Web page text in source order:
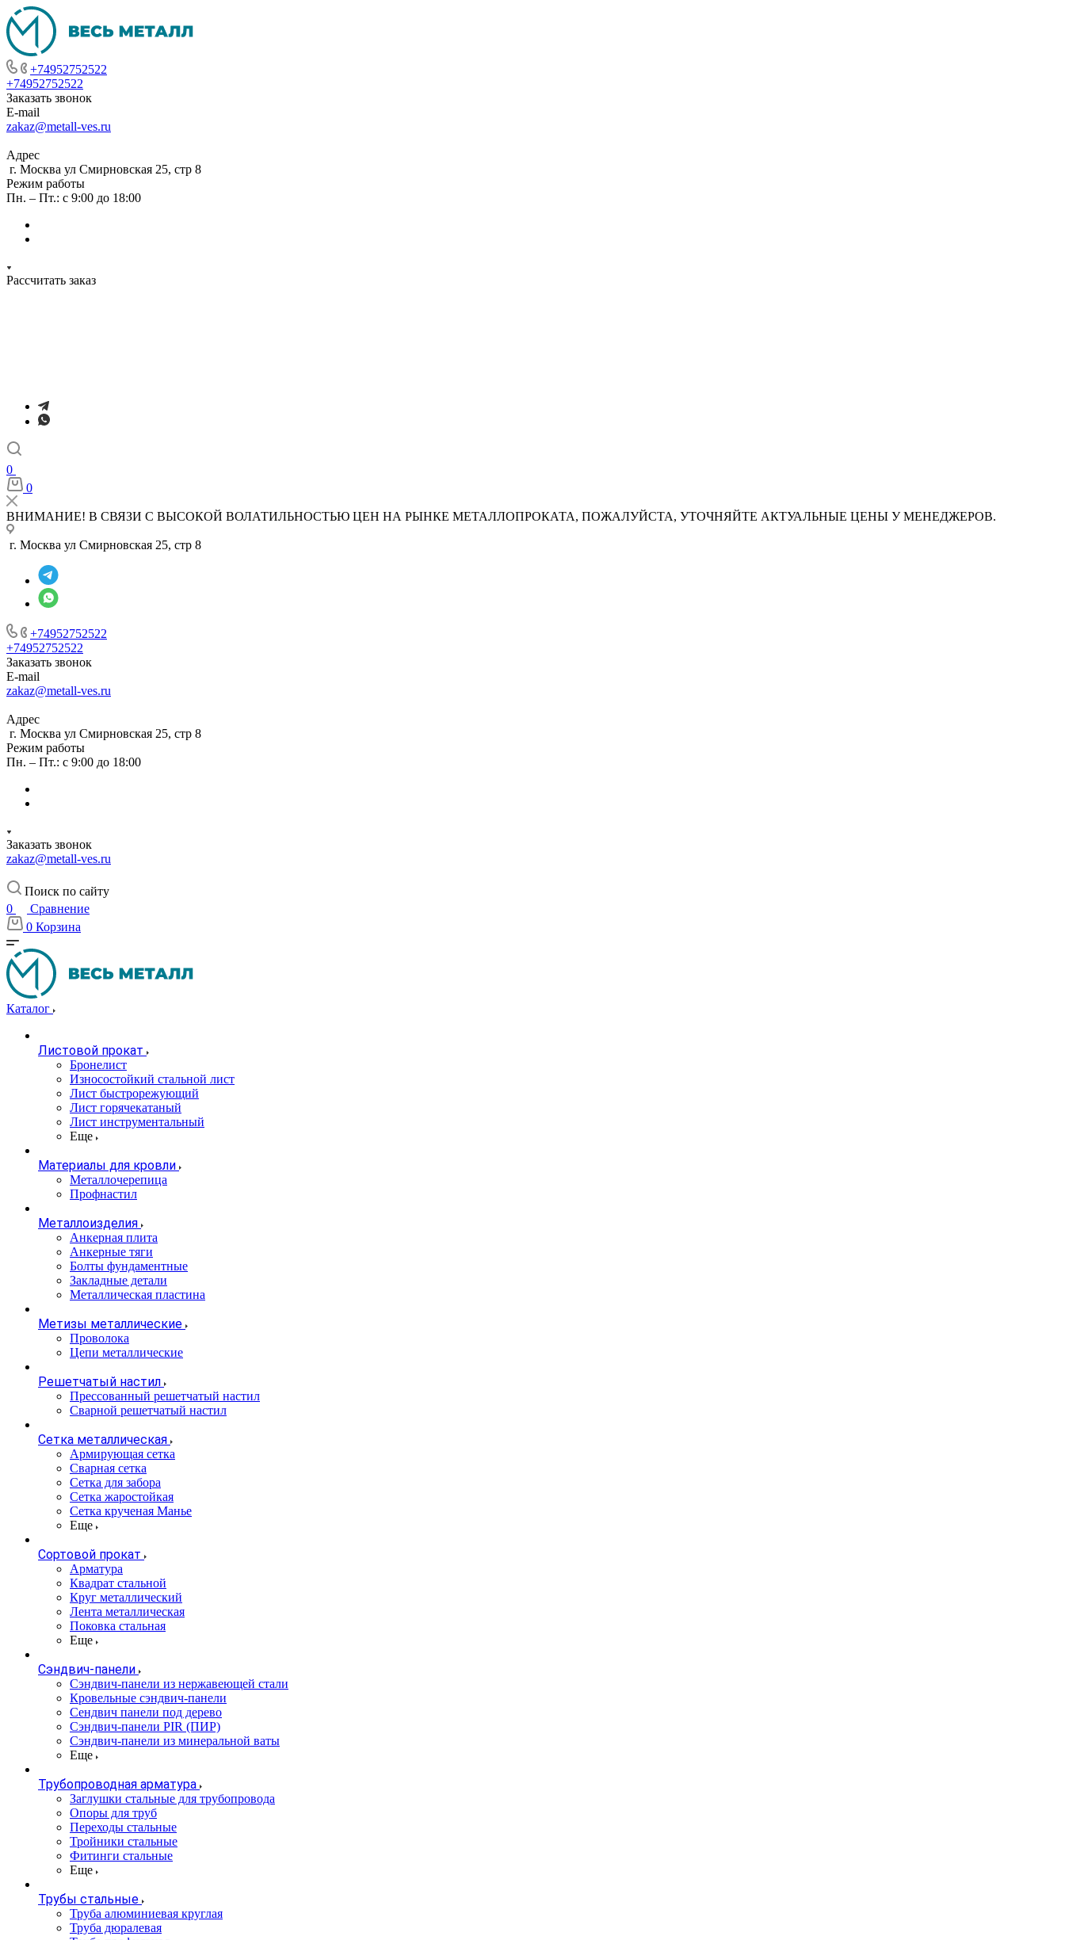
+74952752522
+74952752522
Заказать звонок
E-mail
zakaz@metall-ves.ru
Адрес
г. Москва ул Смирновская 25, стр 8
Режим работы
Пн. – Пт.: с 9:00 до 18:00
Рассчитать заказ
0
0
ВНИМАНИЕ! В СВЯЗИ С ВЫСОКОЙ ВОЛАТИЛЬНОСТЬЮ ЦЕН НА РЫНКЕ МЕТАЛЛОПРОКАТА, ПОЖАЛУЙСТА, УТОЧНЯЙТЕ АКТУАЛЬНЫЕ ЦЕНЫ У МЕНЕДЖЕРОВ.
г. Москва ул Смирновская 25, стр 8
+74952752522
+74952752522
Заказать звонок
E-mail
zakaz@metall-ves.ru
Адрес
г. Москва ул Смирновская 25, стр 8
Режим работы
Пн. – Пт.: с 9:00 до 18:00
Заказать звонок
zakaz@metall-ves.ru
Поиск по сайту
0
Сравнение
0 Корзина
Каталог
Листовой прокат
Бронелист
Износостойкий стальной лист
Лист быстрорежующий
Лист горячекатаный
Лист инструментальный
Еще
Материалы для кровли
Металлочерепица
Профнастил
Металлоизделия
Анкерная плита
Анкерные тяги
Болты фундаментные
Закладные детали
Металлическая пластина
Метизы металлические
Проволока
Цепи металлические
Решетчатый настил
Прессованный решетчатый настил
Сварной решетчатый настил
Сетка металлическая
Армирующая сетка
Сварная сетка
Сетка для забора
Сетка жаростойкая
Сетка крученая Манье
Еще
Сортовой прокат
Арматура
Квадрат стальной
Круг металлический
Лента металлическая
Поковка стальная
Еще
Сэндвич-панели
Cэндвич-панели из нержавеющей стали
Кровельные сэндвич-панели
Сендвич панели под дерево
Сэндвич-панели PIR (ПИР)
Сэндвич-панели из минеральной ваты
Еще
Трубопроводная арматура
Заглушки стальные для трубопровода
Опоры для труб
Переходы стальные
Тройники стальные
Фитинги стальные
Еще
Трубы стальные
Труба алюминиевая круглая
Труба дюралевая